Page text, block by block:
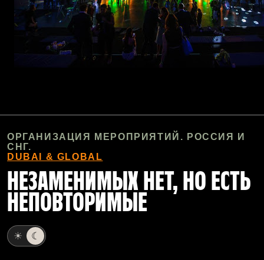
ОРГАНИЗАЦИЯ МЕРОПРИЯТИЙ. РОССИЯ И
СНГ.
DUBAI & GLOBAL
НЕЗАМЕНИМЫХ НЕТ, НО ЕСТЬ
НЕПОВТОРИМЫЕ
☀ ☾